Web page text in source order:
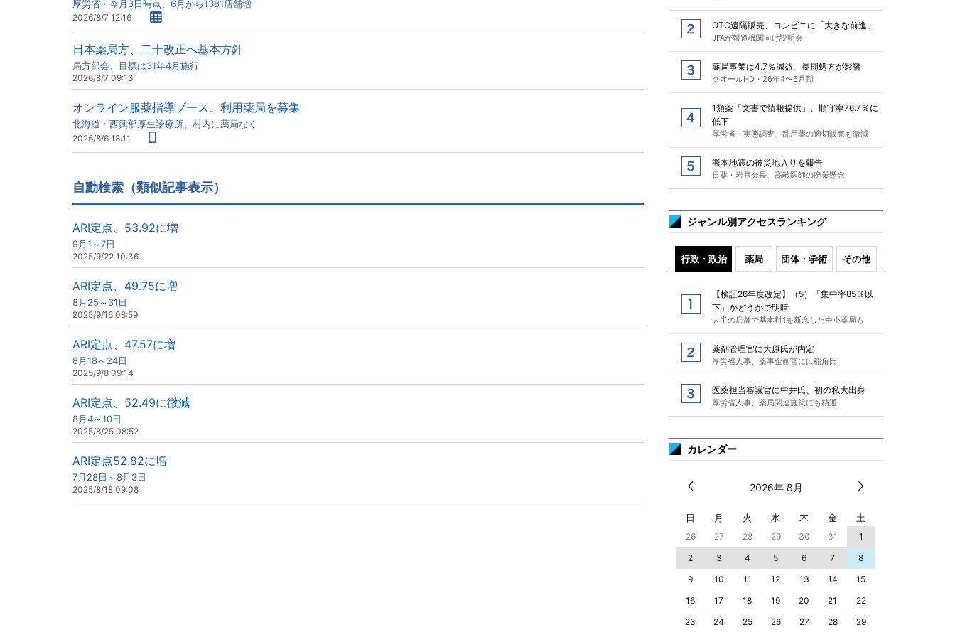
厚労省・今月3日時点、6月から1381店舗増
2026/8/7 12:16
日本薬局方、二十改正へ基本方針
局方部会、目標は31年4月施行
2026/8/7 09:13
オンライン服薬指導ブース、利用薬局を募集
北海道・西興部厚生診療所、村内に薬局なく
2026/8/6 18:11
自動検索（類似記事表示）
ARI定点、53.92に増
9月1～7日
2025/9/22 10:36
ARI定点、49.75に増
8月25～31日
2025/9/16 08:59
ARI定点、47.57に増
8月18～24日
2025/9/8 09:14
ARI定点、52.49に微減
8月4～10日
2025/8/25 08:52
ARI定点52.82に増
7月28日～8月3日
2025/8/18 09:08
OTC遠隔販売、コンビニに「大きな前進」
JFAが報道機関向け説明会
薬局事業は4.7％減益、長期処方が影響
クオールHD・26年4〜6月期
1類薬「文書で情報提供」、順守率76.7％に
低下
厚労省・実態調査、乱用薬の適切販売も微減
熊本地震の被災地入りを報告
日薬・岩月会長、高齢医師の廃業懸念
ジャンル別アクセスランキング
行政・政治 薬局 団体・学術 その他
【検証26年度改定】（5）「集中率85％以
下」かどうかで明暗
大半の店舗で基本料1を断念した中小薬局も
薬剤管理官に大原氏が内定
厚労省人事、薬事企画官には稲角氏
医薬担当審議官に中井氏、初の私大出身
厚労省人事、薬局関連施策にも精通
カレンダー
2026年 8月
日 月 火 水 木 金 土
26 27 28 29 30 31
1
2
3 4 5 6 7
8
9
10 11 12 13 14
15
16
17 18 19 20 21
22
23
24 25 26 27 28
29